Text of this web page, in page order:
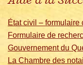
État civil – formulaire
Formulaire de
Gouvernement du
La Chambre des